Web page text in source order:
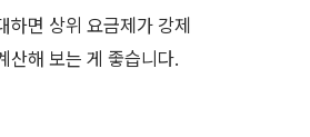
면 상위 요금제가 강제
산해 보는 게 좋습니다.